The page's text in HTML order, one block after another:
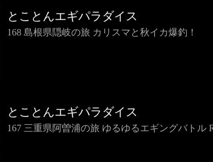
とことんエギパラダイス
168 島根県隠岐の旅 カリスマと秋イカ爆釣！
とことんエギパラダイス
167 三重県阿曽浦の旅 ゆるゆるエギングバトル